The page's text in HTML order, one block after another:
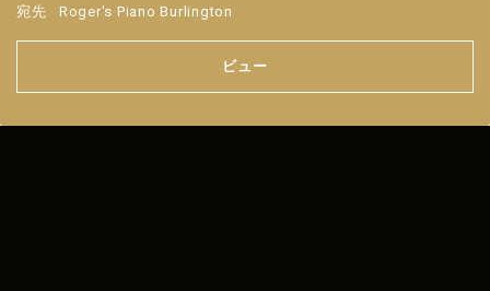
宛先 Roger's Piano Burlington
ビュー